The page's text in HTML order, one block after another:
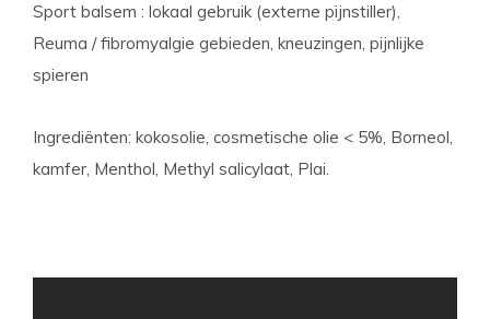
Sport balsem : lokaal gebruik (externe pijnstiller),
Reuma / fibromyalgie gebieden, kneuzingen, pijnlijke
spieren
Ingrediënten: kokosolie, cosmetische olie < 5%, Borneol,
kamfer, Menthol, Methyl salicylaat, Plai.